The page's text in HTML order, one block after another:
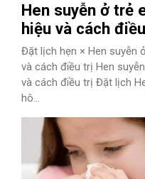
Hen suyễn ở trẻ
hiệu và cách
Đặt lịch hẹn × Hen suyễn
và cách điều trị Hen
và cách điều trị Đặt lịch
hô...